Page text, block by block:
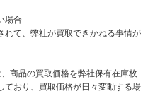
場合
て、弊社が買取できかねる事情が
商品の買取価格を弊社保有在庫枚
ており、買取価格が日々変動する場